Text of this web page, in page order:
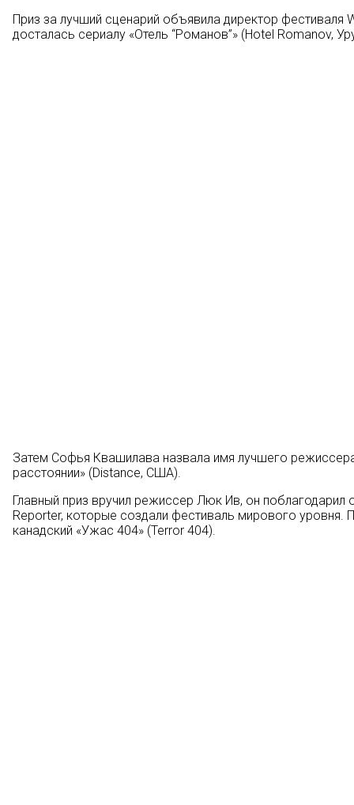
Приз за лучший сценарий объявила директор фестиваля
досталась сериалу «Отель “Романов”» (Hotel Romanov,
Затем Софья Квашилава назвала имя лучшего
расстоянии» (Distance, США).
Главный приз вручил режиссер Люк Ив, он поблагодарил
Reporter, которые создали фестиваль мирового уровня.
канадский «Ужас 404» (Terror 404).